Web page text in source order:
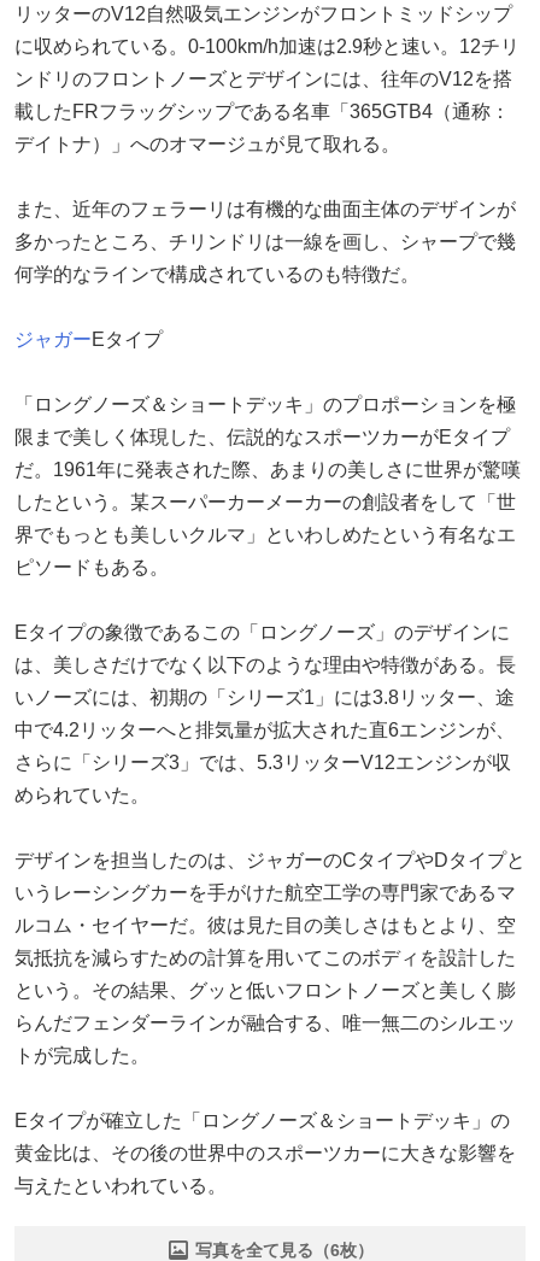
リッターのV12自然吸気エンジンがフロントミッドシップ
に収められている。0-100km/h加速は2.9秒と速い。12チリ
ンドリのフロントノーズとデザインには、往年のV12を搭
載したFRフラッグシップである名車「365GTB4（通称：
デイトナ）」へのオマージュが見て取れる。
また、近年のフェラーリは有機的な曲面主体のデザインが
多かったところ、チリンドリは一線を画し、シャープで幾
何学的なラインで構成されているのも特徴だ。
ジャガーEタイプ
「ロングノーズ＆ショートデッキ」のプロポーションを極
限まで美しく体現した、伝説的なスポーツカーがEタイプ
だ。1961年に発表された際、あまりの美しさに世界が驚嘆
したという。某スーパーカーメーカーの創設者をして「世
界でもっとも美しいクルマ」といわしめたという有名なエ
ピソードもある。
Eタイプの象徴であるこの「ロングノーズ」のデザインに
は、美しさだけでなく以下のような理由や特徴がある。長
いノーズには、初期の「シリーズ1」には3.8リッター、途
中で4.2リッターへと排気量が拡大された直6エンジンが、
さらに「シリーズ3」では、5.3リッターV12エンジンが収
められていた。
デザインを担当したのは、ジャガーのCタイプやDタイプと
いうレーシングカーを手がけた航空工学の専門家であるマ
ルコム・セイヤーだ。彼は見た目の美しさはもとより、空
気抵抗を減らすための計算を用いてこのボディを設計した
という。その結果、グッと低いフロントノーズと美しく膨
らんだフェンダーラインが融合する、唯一無二のシルエッ
トが完成した。
Eタイプが確立した「ロングノーズ＆ショートデッキ」の
黄金比は、その後の世界中のスポーツカーに大きな影響を
与えたといわれている。
写真を全て見る（6枚）